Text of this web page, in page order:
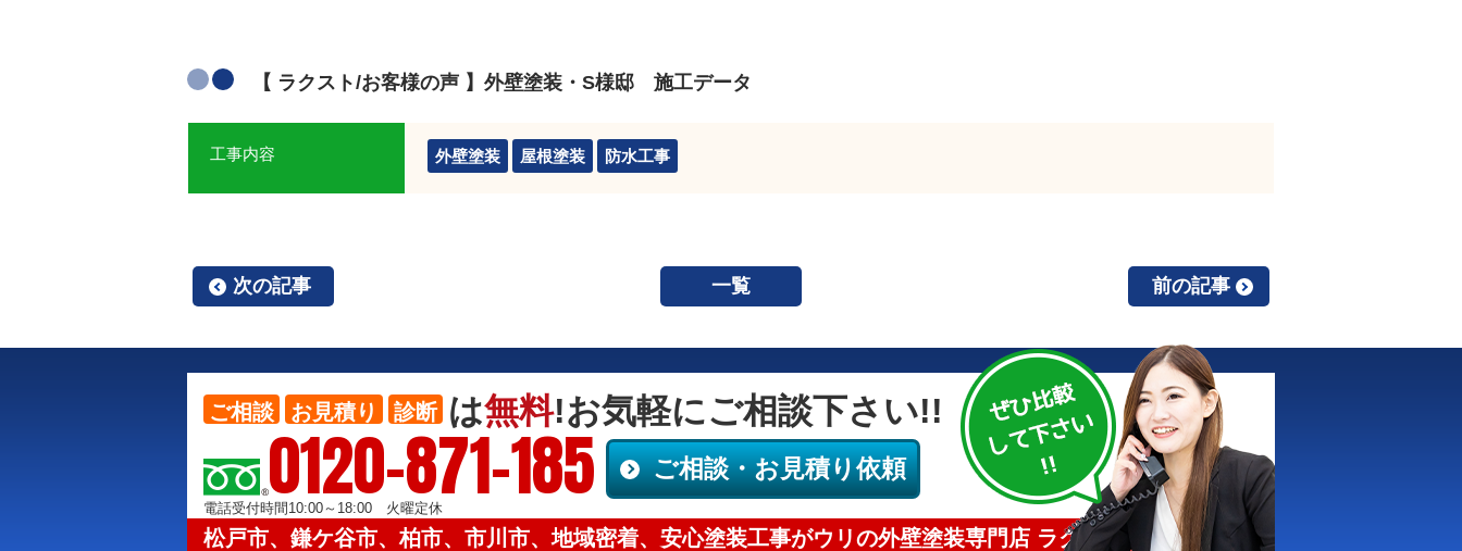
【 ラクスト/お客様の声 】外壁塗装・S様邸 施工データ
工事内容 外壁塗装 屋根塗装 防水工事
次の記事 一覧 前の記事
ご相談 お見積り 診断 は無料!お気軽にご相談下さい!!
0120-871-185
電話受付時間10:00～18:00 火曜定休
ご相談・お見積り依頼
松戸市、鎌ケ谷市、柏市、市川市、地域密着、安心塗装工事がウリの外壁塗装専門店 ラクスト